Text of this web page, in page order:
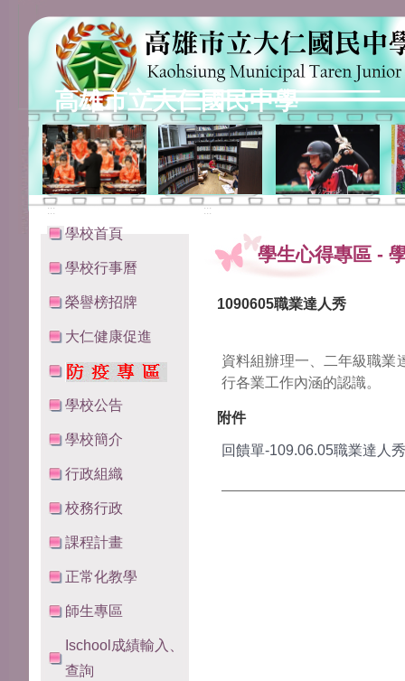
高雄市立大仁國民中學
:::
學校首頁
學校行事曆
榮譽榜招牌
大仁健康促進
學校公告
學校簡介
行政組織
校務行政
課程計畫
正常化教學
師生專區
Ischool成績輸入、
查詢
:::
學生心得專區 -
1090605職業達人秀
資料組辦理一、二年級職業
行各業工作內涵的認識。
附件
回饋單-109.06.05職業達人